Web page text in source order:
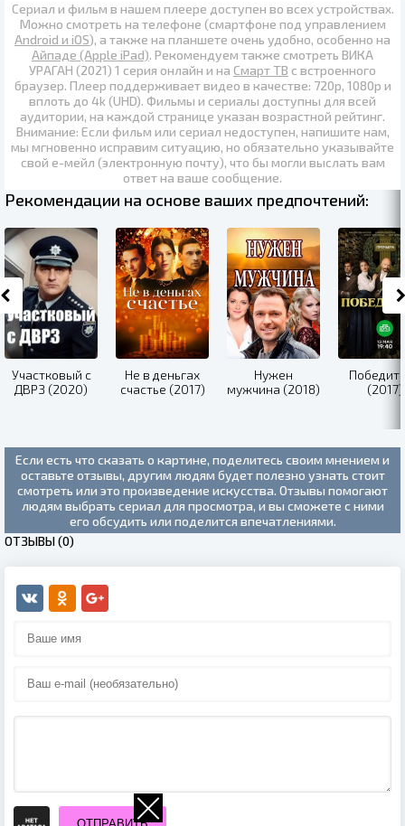
Сериал и фильм в нашем плеере доступен во всех устройствах.
Можно смотреть на телефоне (смартфоне под управлением
Android и iOS), а также на планшете очень удобно, особенно на
Айпаде (Apple iPad). Рекомендуем также смотреть ВИКА
УРАГАН (2021) 1 серия онлайн и на Смарт ТВ с встроенного
браузер. Плеер поддерживает видео в качестве: 720p, 1080p и
вплоть до 4k (UHD). Фильмы и сериалы доступны для всей
аудитории, на каждой странице указан возрастной рейтинг.
Внимание: Если фильм или сериал недоступен, напишите нам,
мы мгновенно исправим ситуацию, но обязательно указывайте
свой е-мейл (электронную почту), что бы могли выслать вам
ответ на ваше сообщение.
Рекомендации на основе ваших предпочтений:
Участковый с
ДВРЗ (2020)
Не в деньгах
счастье (2017)
Нужен
мужчина (2018)
(2017)
Если есть что сказать о картине, поделитесь своим мнением и
оставьте отзывы, другим людям будет полезно узнать стоит
смотреть или это произведение искусства. Отзывы помогают
людям выбрать сериал для просмотра, и вы сможете с ними
его обсудить или поделится впечатлениями.
ОТЗЫВЫ (0)